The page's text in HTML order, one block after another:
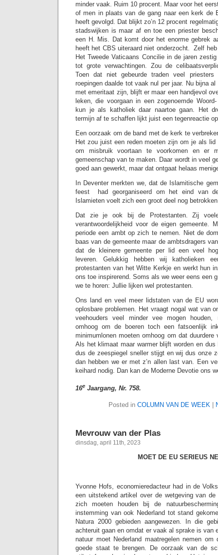
minder vaak. Ruim 10 procent. Maar voor het
of men in plaats van de gang naar een kerk de
heeft gevolgd. Dat blijkt zo’n 12 procent
stadswijken is maar af en toe een priester
een H. Mis. Dat komt door het enorme gebrek
heeft het CBS uiteraard niet onderzocht. Zelf
Het Tweede Vaticaans Concilie in de jaren
tot grote verwachtingen. Zou de
Toen dat niet gebeurde traden veel
roepingen daalde tot vaak nul per jaar. Nu bijna
met emeritaat zijn, blijft er maar een handjevol
leken, die voorgaan in een zogenoemde
kun je als katholiek daar naartoe gaan. Het
termijn af te schaffen lijkt juist een tegenreactie
Een oorzaak om de band met de kerk te
Het zou juist een reden moeten zijn om je als
om misbruik voortaan te voorkomen en er
gemeenschap van te maken. Daar wordt in veel
goed aan gewerkt, maar dat ontgaat helaas
In Deventer merkten we, dat de Islamitische
feest had georganiseerd om het eind van
Islamieten voelt zich een groot deel nog
Dat zie je ook bij de Protestanten. Zij
verantwoordelijkheid voor de eigen gemeente.
periode een ambt op zich te nemen. Niet de
baas van de gemeente maar de ambtsdragers
dat de kleinere gemeente per lid een veel
leveren. Gelukkig hebben wij katholieken
protestanten van het Witte Kerkje en werkt hun
ons toe inspirerend. Soms als we weer eens een
we te horen: Jullie lijken wel protestanten.
Ons land en veel meer lidstaten van de EU
oplosbare problemen. Het vraagt nogal wat van
veehouders veel minder vee mogen houden,
omhoog om de boeren toch een fatsoenlijk
minimumlonen moeten omhoog om dat
Als het klimaat maar warmer blijft worden en
dus de zeespiegel sneller stijgt en wij dus onze
dan hebben we er met z’n allen last van. Een
keihard nodig. Dan kan de Moderne Devotie ons
16e Jaargang, Nr. 758.
Posted in COLUMN VAN DE WEEK
Mevrouw van der Plas
dinsdag, april 11th, 2023
MOET DE EU SERIEUS
Yvonne Hofs, economieredacteur had in de
een uitstekend artikel over de wetgeving van
zich moeten houden bij de
instemming van ook Nederland tot stand
Natura 2000 gebieden aangewezen. In die
achteruit gaan en omdat er vaak al sprake is van
natuur moet Nederland maatregelen nemen
goede staat te brengen. De oorzaak van de